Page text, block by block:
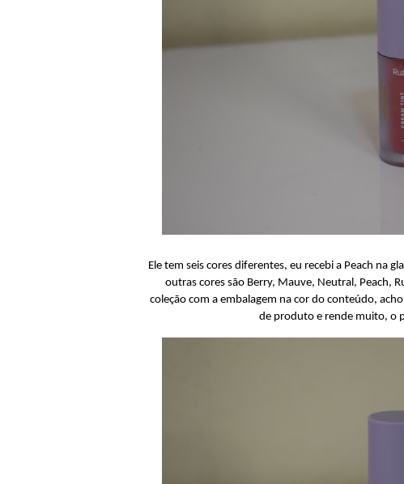
Ele tem seis cores diferentes, eu recebi a Peach na
outras cores são Berry, Mauve, Neutral, Peach,
coleção com a embalagem na cor do conteúdo,
de produto e rende muito, o